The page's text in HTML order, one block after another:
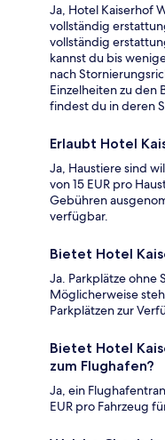
Ja, Hotel Kaiserhof
vollständig
vollständig
kannst du bis
nach
Einzelheiten zu
findest du in deren
Erlaubt Hotel
Ja, Haustiere sind
von 15 EUR pro
Gebühren
verfügbar.
Bietet Hotel
Ja. Parkplätze ohne
Möglicherweise
Parkplätzen zur
Bietet Hotel
zum Flughafen?
Ja, ein
EUR pro Fahrzeug